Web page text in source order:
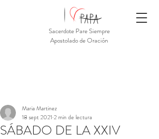
Sacerdote Pare Siempre
Apostolado de Oración
SÁBADO DE LA XXIV
Maria Martinez
18 sept 2021 2 min de lectura